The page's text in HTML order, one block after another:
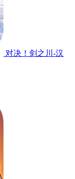
对决！剑之川-汉